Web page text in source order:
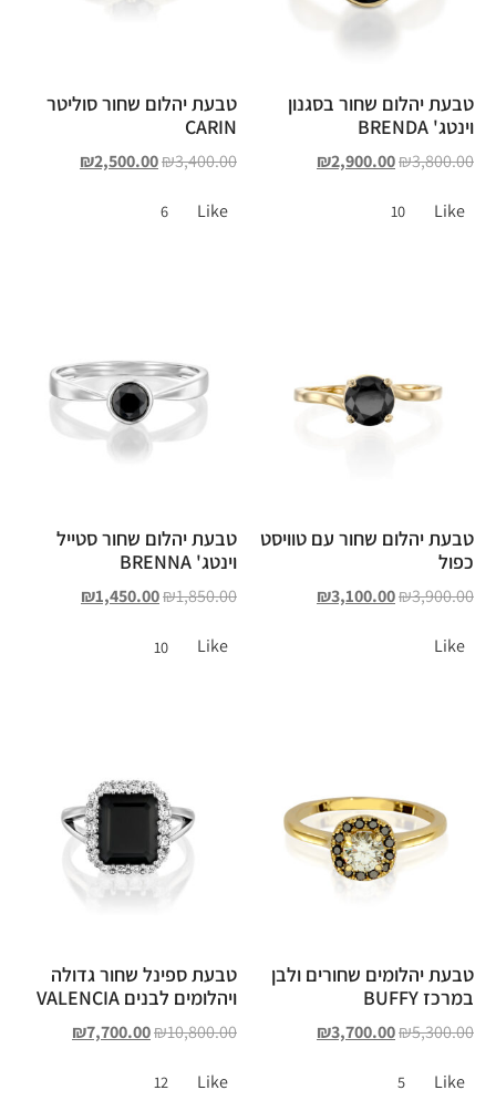
טבעת יהלום שחור בסגנון
וינטג' BRENDA
₪3,800.00
₪2,900.00
Like
10
טבעת יהלום שחור סוליטר
CARIN
₪3,400.00
₪2,500.00
Like
6
טבעת יהלום שחור עם טוויסט
כפול
₪3,900.00
₪3,100.00
Like
טבעת יהלום שחור סטייל
וינטג' BRENNA
₪1,850.00
₪1,450.00
Like
10
טבעת יהלומים שחורים ולבן
במרכז BUFFY
₪5,300.00
₪3,700.00
Like
5
טבעת ספינל שחור גדולה
ויהלומים לבנים VALENCIA
₪10,800.00
₪7,700.00
Like
12